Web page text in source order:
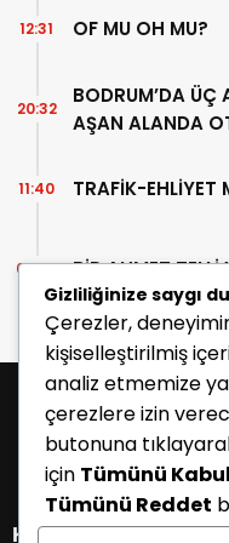
OF MU OH MU?
12:31
BODRUM’DA ÜÇ
AŞAN ALANDA
20:32
TRAFİK-EHLİYET
11:40
BİR AHMET TELLİ
07:30
KATEGORİLER
Gizliliğinize saygı
Çerezler,
kişiselleştirilmiş
analiz etmemize
çerezlere izin
butonuna
için Tümünü
Tümünü Reddet